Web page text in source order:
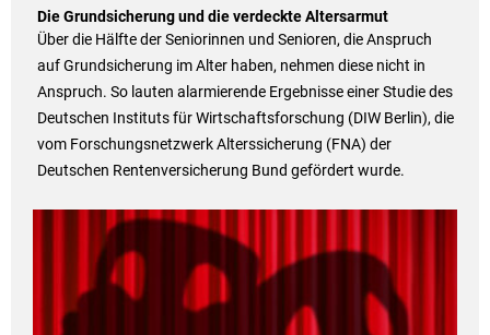
Die Grundsicherung und die verdeckte Altersarmut
Über die Hälfte der Seniorinnen und Senioren, die Anspruch
auf Grundsicherung im Alter haben, nehmen diese nicht in
Anspruch. So lauten alarmierende Ergebnisse einer Studie des
Deutschen Instituts für Wirtschaftsforschung (DIW Berlin), die
vom Forschungsnetzwerk Alterssicherung (FNA) der
Deutschen Rentenversicherung Bund gefördert wurde.